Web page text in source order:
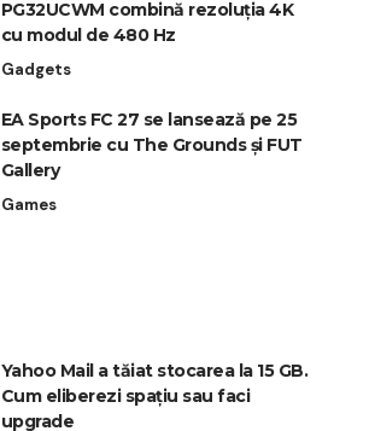
PG32UCWM combină rezoluția 4K
cu modul de 480 Hz
Gadgets
EA Sports FC 27 se lansează pe 25
septembrie cu The Grounds și FUT
Gallery
Games
Yahoo Mail a tăiat stocarea la 15 GB.
Cum eliberezi spațiu sau faci
upgrade